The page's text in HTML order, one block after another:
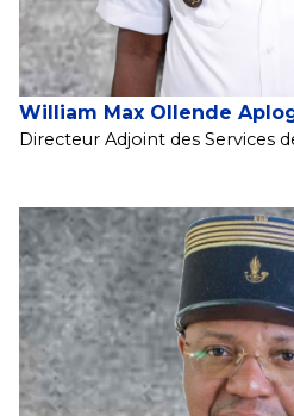
William Max Ollende
Directeur Adjoint des Services